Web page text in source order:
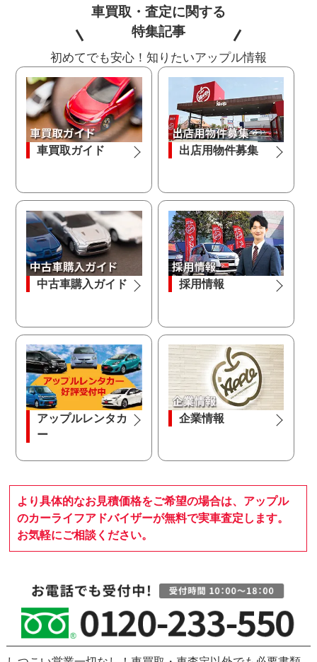
車買取・査定に関する
特集記事
初めてでも安心！知りたいアップル情報
車買取ガイド 出店用物件募集
中古車購入ガイド 採用情報
アップルレンタカ
ー
企業情報
より具体的なお見積価格をご希望の場合は、アップル
のカーライフアドバイザーが無料で実車査定します。
お気軽にご相談ください。